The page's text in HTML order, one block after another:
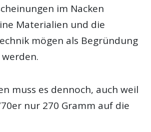
im Nacken
Materialien und die
mögen als Begründung
muss es dennoch, auch weil
nur 270 Gramm auf die